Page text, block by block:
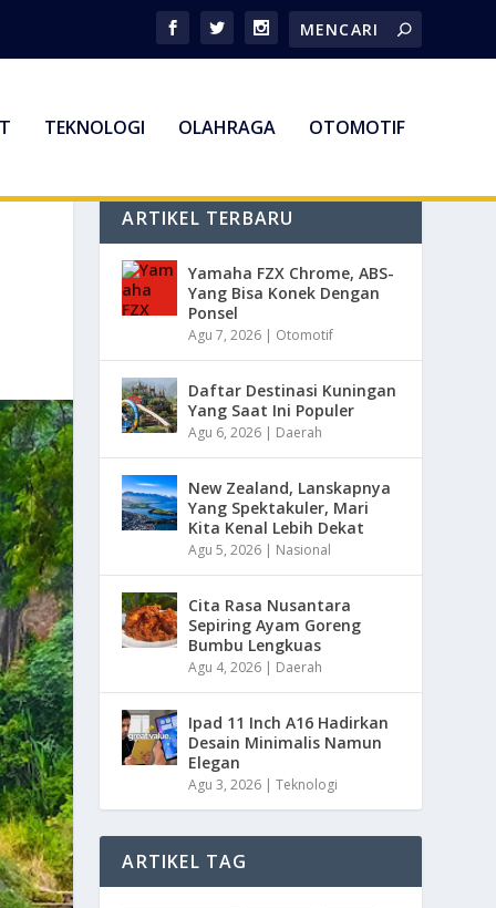
TEKNOLOGI OLAHRAGA OTOMOTIF
ARTIKEL TERBARU
Yamaha FZX Chrome, ABS-
Yang Bisa Konek Dengan
Ponsel
Agu 7, 2026 | Otomotif
Daftar Destinasi Kuningan
Yang Saat Ini Populer
Agu 6, 2026 | Daerah
New Zealand, Lanskapnya
Yang Spektakuler, Mari
Kita Kenal Lebih Dekat
Agu 5, 2026 | Nasional
Cita Rasa Nusantara
Sepiring Ayam Goreng
Bumbu Lengkuas
Agu 4, 2026 | Daerah
Ipad 11 Inch A16 Hadirkan
Desain Minimalis Namun
Elegan
Agu 3, 2026 |Teknologi
ARTIKEL TAG